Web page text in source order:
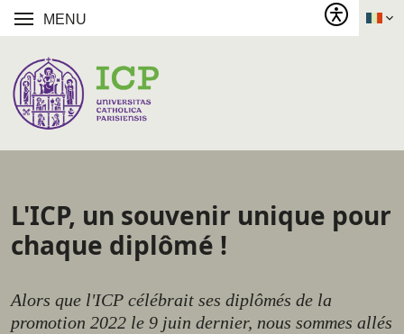
MENU
L'ICP, un souvenir unique pour
chaque diplômé !
Alors que l'ICP célébrait ses diplômés de la
promotion 2022 le 9 juin dernier, nous sommes allés